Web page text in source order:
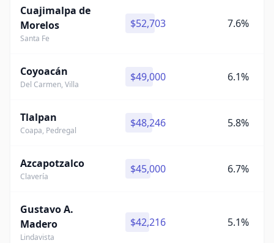
Cuajimalpa de
Morelos
Santa Fe
$52,703 7.6%
Coyoacán
Del Carmen, Villa
$49,000 6.1%
Tlalpan
Coapa, Pedregal
$48,246 5.8%
Azcapotzalco
Clavería
$45,000 6.7%
Gustavo A.
Madero
Lindavista
$42,216 5.1%